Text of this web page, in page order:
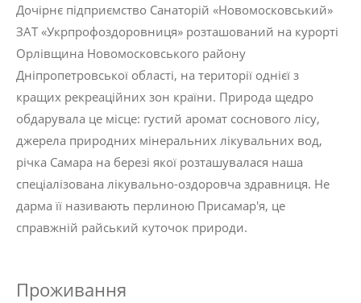
Дочірнє підприємство Санаторій «Новомосковський»
ЗАТ «Укрпрофоздоровниця» розташований на курорті
Орлівщина Новомосковського району
Дніпропетровської області, на території однієї з
кращих рекреаційних зон країни. Природа щедро
обдарувала це місце: густий аромат соснового лісу,
джерела природних мінеральних лікувальних вод,
річка Самара на березі якої розташувалася наша
спеціалізована лікувально-оздоровча здравниця. Не
дарма її називають перлиною Присамар'я, це
справжній райський куточок природи.
Проживання